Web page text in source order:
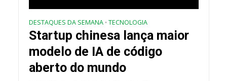
DESTAQUES DA SEMANA • TECNOLOGIA
Startup chinesa lança maior
modelo de IA de código
aberto do mundo